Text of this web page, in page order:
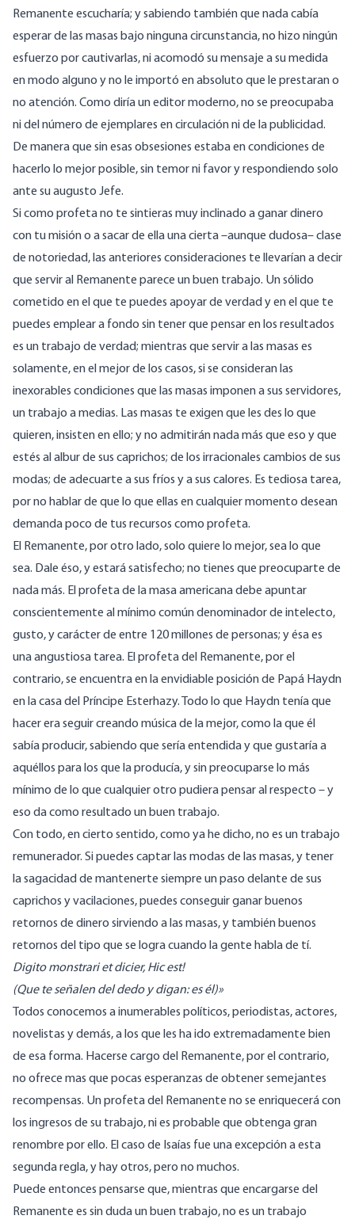
Remanente escucharía; y sabiendo también que nada cabía
esperar de las masas bajo ninguna circunstancia, no hizo ningún
esfuerzo por cautivarlas, ni acomodó su mensaje a su medida
en modo alguno y no le importó en absoluto que le prestaran o
no atención. Como diría un editor moderno, no se preocupaba
ni del número de ejemplares en circulación ni de la publicidad.
De manera que sin esas obsesiones estaba en condiciones de
hacerlo lo mejor posible, sin temor ni favor y respondiendo solo
ante su augusto Jefe.
Si como profeta no te sintieras muy inclinado a ganar dinero
con tu misión o a sacar de ella una cierta –aunque dudosa– clase
de notoriedad, las anteriores consideraciones te llevarían a decir
que servir al Remanente parece un buen trabajo. Un sólido
cometido en el que te puedes apoyar de verdad y en el que te
puedes emplear a fondo sin tener que pensar en los resultados
es un trabajo de verdad; mientras que servir a las masas es
solamente, en el mejor de los casos, si se consideran las
inexorables condiciones que las masas imponen a sus servidores,
un trabajo a medias. Las masas te exigen que les des lo que
quieren, insisten en ello; y no admitirán nada más que eso y que
estés al albur de sus caprichos; de los irracionales cambios de sus
modas; de adecuarte a sus fríos y a sus calores. Es tediosa tarea,
por no hablar de que lo que ellas en cualquier momento desean
demanda poco de tus recursos como profeta.
El Remanente, por otro lado, solo quiere lo mejor, sea lo que
sea. Dale éso, y estará satisfecho; no tienes que preocuparte de
nada más. El profeta de la masa americana debe apuntar
conscientemente al mínimo común denominador de intelecto,
gusto, y carácter de entre 120 millones de personas; y ésa es
una angustiosa tarea. El profeta del Remanente, por el
contrario, se encuentra en la envidiable posición de Papá Haydn
en la casa del Príncipe Esterhazy. Todo lo que Haydn tenía que
hacer era seguir creando música de la mejor, como la que él
sabía producir, sabiendo que sería entendida y que gustaría a
aquéllos para los que la producía, y sin preocuparse lo más
mínimo de lo que cualquier otro pudiera pensar al respecto – y
eso da como resultado un buen trabajo.
Con todo, en cierto sentido, como ya he dicho, no es un trabajo
remunerador. Si puedes captar las modas de las masas, y tener
la sagacidad de mantenerte siempre un paso delante de sus
caprichos y vacilaciones, puedes conseguir ganar buenos
retornos de dinero sirviendo a las masas, y también buenos
retornos del tipo que se logra cuando la gente habla de tí.
Digito monstrari et dicier, Hic est!
(Que te señalen del dedo y digan: es él)»
Todos conocemos a inumerables políticos, periodistas, actores,
novelistas y demás, a los que les ha ido extremadamente bien
de esa forma. Hacerse cargo del Remanente, por el contrario,
no ofrece mas que pocas esperanzas de obtener semejantes
recompensas. Un profeta del Remanente no se enriquecerá con
los ingresos de su trabajo, ni es probable que obtenga gran
renombre por ello. El caso de Isaías fue una excepción a esta
segunda regla, y hay otros, pero no muchos.
Puede entonces pensarse que, mientras que encargarse del
Remanente es sin duda un buen trabajo, no es un trabajo